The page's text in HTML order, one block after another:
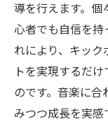
導を行えます。個
心者でも自信を持
れにより、キッ
トを実現するだ
のです。音楽に
みつつ成長を実